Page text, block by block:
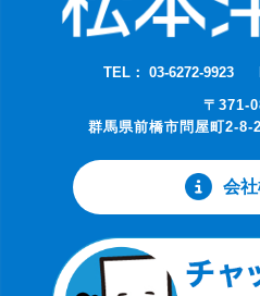
TEL： 03-6272-9923
〒371-
群馬県前橋市問屋町2-8-
会